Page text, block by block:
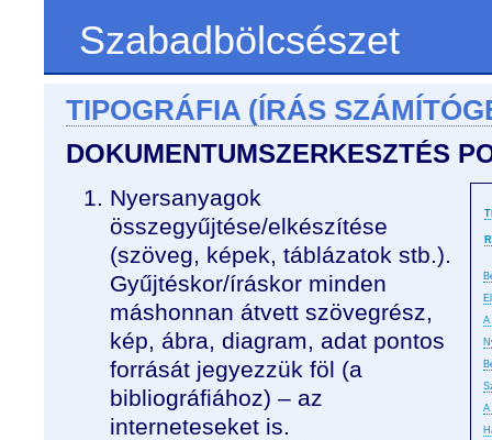
Szabadbölcsészet
TIPOGRÁFIA (ÍRÁS
DOKUMENTUMSZERKESZTÉS
A
A
Nyersanyagok
összegyűjtése/elkészítése
(szöveg, képek, táblázatok stb.).
Gyűjtéskor/íráskor minden
máshonnan átvett szövegrész,
kép, ábra, diagram, adat pontos
forrását jegyezzük föl (a
bibliográfiához) – az
interneteseket is.